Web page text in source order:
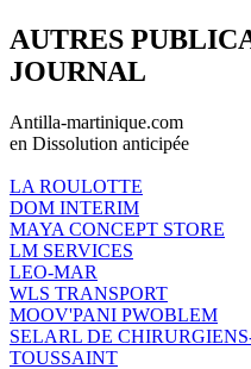
AUTRES
JOURNAL
Antilla-martinique.com
en Dissolution anticipée
LA ROULOTTE
DOM INTERIM
MAYA CONCEPT STORE
LM SERVICES
LEO-MAR
WLS TRANSPORT
MOOV'PANI PWOBLEM
SELARL DE
TOUSSAINT